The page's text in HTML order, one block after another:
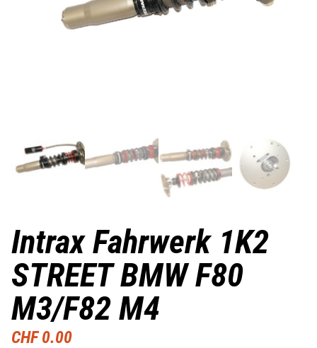
Intrax Fahrwerk 1K2
STREET BMW F80
M3/F82 M4
CHF0.00